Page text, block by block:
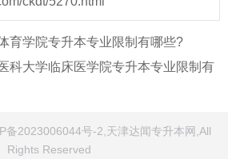
育学院专升本专业限制有哪些?
科大学临床医学院专升本专业限制有
备2023006044号-2,天津达闻专升本网,All
Rights Reserved